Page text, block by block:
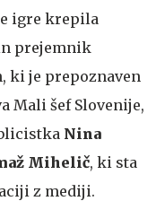
igre krepila
prejemnik
ki je prepoznaven
Mali šef Slovenije,
Nina
Mihelič, ki sta
z mediji.